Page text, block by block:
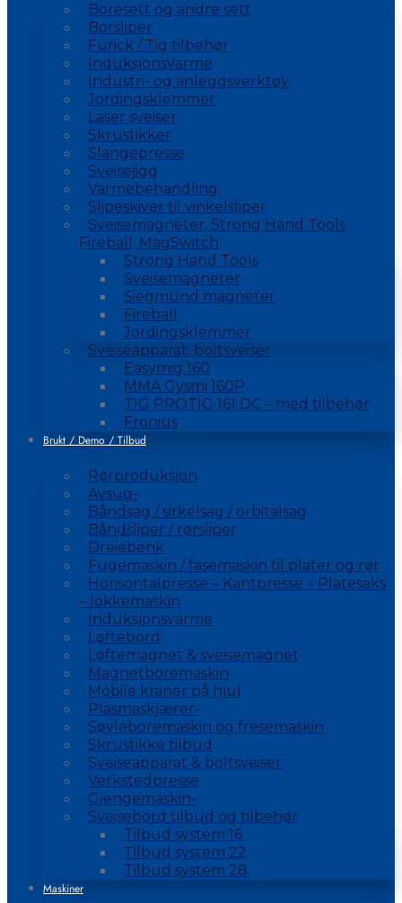
Boresett og andre sett
Borsliper
Furick / Tig tilbehør
Induksjonsvarme
Industri- og anleggsverktøy
Jordingsklemmer
Laser sveiser
Skrustikker
Slangepresse
Sveisejigg
Varmebehandling
Slipeskiver til vinkelsliper
Sveisemagneter, Strong Hand Tools,
Fireball, MagSwitch
Strong Hand Tools
Sveisemagneter
Siegmund magneter
Fireball
Jordingsklemmer
Sveiseapparat, boltsveiser
Easymig 160
MMA Gysmi 160P
TIG PROTIG 161 DC – med tilbehør
Fronius
Brukt / Demo / Tilbud
Rørproduksjon
Avsug-
Båndsag / sirkelsag / orbitalsag
Båndsliper / rørsliper
Dreiebenk
Fugemaskin / fasemaskin til plater og rør
Horisontalpresse – Kantpresse – Platesaks
– lokkemaskin
Induksjonsvarme
Løftebord
Løftemagnet & sveisemagnet
Magnetboremaskin
Mobile kraner på hjul
Plasmaskjærer-
Søyleboremaskin og fresemaskin
Skrustikke tilbud
Sveiseapparat & boltsveiser
Verkstedpresse
Gjengemaskin-
Sveisebord tilbud og tilbehør
Tilbud system 16
Tilbud system 22
Tilbud system 28
Maskiner